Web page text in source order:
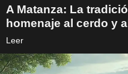
A Matanza: La
homenaje al cerdo y
Leer